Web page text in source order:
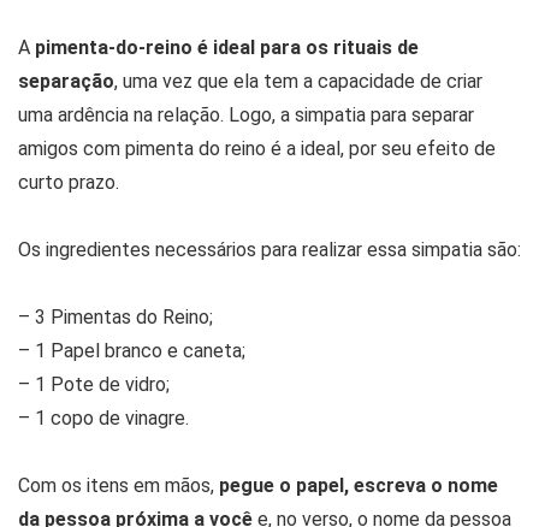
A pimenta-do-reino é ideal para os rituais de
separação, uma vez que ela tem a capacidade de criar
uma ardência na relação. Logo, a simpatia para separar
amigos com pimenta do reino é a ideal, por seu efeito de
curto prazo.
Os ingredientes necessários para realizar essa simpatia são:
– 3 Pimentas do Reino;
– 1 Papel branco e caneta;
– 1 Pote de vidro;
– 1 copo de vinagre.
Com os itens em mãos, pegue o papel, escreva o nome
da pessoa próxima a você e, no verso, o nome da pessoa